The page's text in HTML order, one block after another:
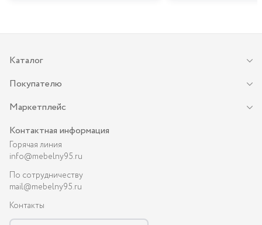
Каталог
Покупателю
Маркетплейс
Контактная информация
Горячая линия
info@mebelny95.ru
По сотрудничеству
mail@mebelny95.ru
Контакты